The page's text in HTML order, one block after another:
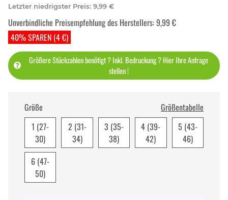
Letzter niedrigster Preis: 9,99 €
40% SPAREN (4 €)
Unverbindliche Preisempfehlung des Herstellers:9,99 €
Größere Stückzahlen benötigt ? Inkl. Bedruckung ? Hier Ihre Anfrage
stellen !
Größe
Größentabelle
1 (27-
30)
2 (31-
34)
3 (35-
38)
4 (39-
42)
5 (43-
46)
6 (47-
50)